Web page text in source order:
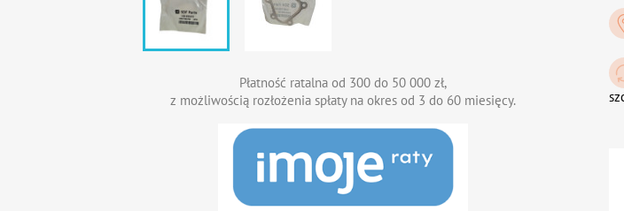
Płatność ratalna od 300 do 50 000 zł,
z możliwością rozłożenia spłaty na okres od 3 do 60 miesięcy.